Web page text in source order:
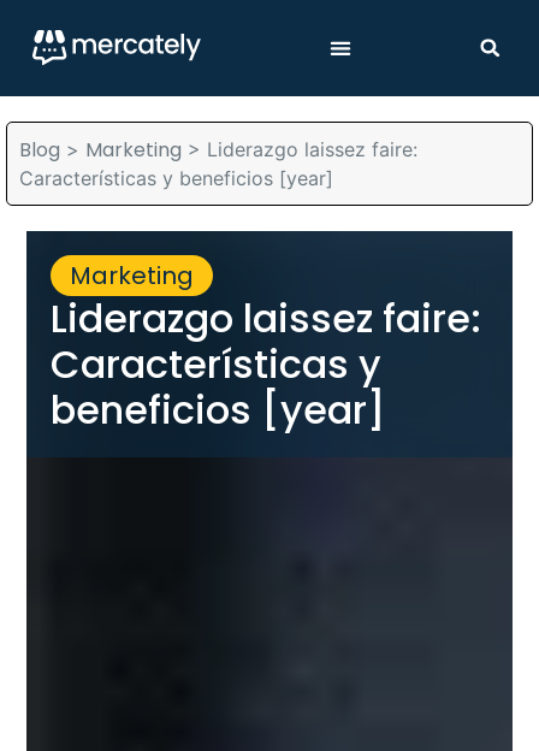
Blog > Marketing > Liderazgo laissez faire:
Características y beneficios [year]
Marketing
Liderazgo laissez faire:
Características y
beneficios [year]